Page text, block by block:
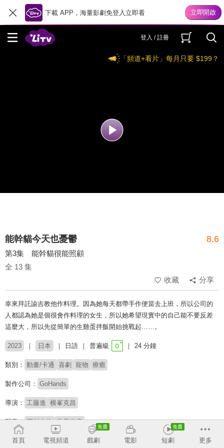
下載 APP，海量影劇免登入立即看
登入 / 註冊
「頻道+看片」每月只要 $199？
能幹貓今天也憂鬱 8.6
第3集 能幹貓很能照顧
全 13 集
收藏
分享
幸來拜託諭吉教他作料理。因為她每天都帶手作便當去上班，所以公司的
人都認為她是個很會作料理的女生，所以她希望現實中的自己能不要反差
這麼大，所以先從簡單的生雞蛋拌飯開始挑戰起……。
2023 日本 日語 普遍級 24 分鐘
類別： 動畫/卡通 喜劇 寵物 療癒
製作公司： GoHands
導演： 工藤進 横峯克昌
配音： 石川由依 安元洋貴
原著： 山田羊
首頁 電視頻道 戲劇 電影 短劇 更多